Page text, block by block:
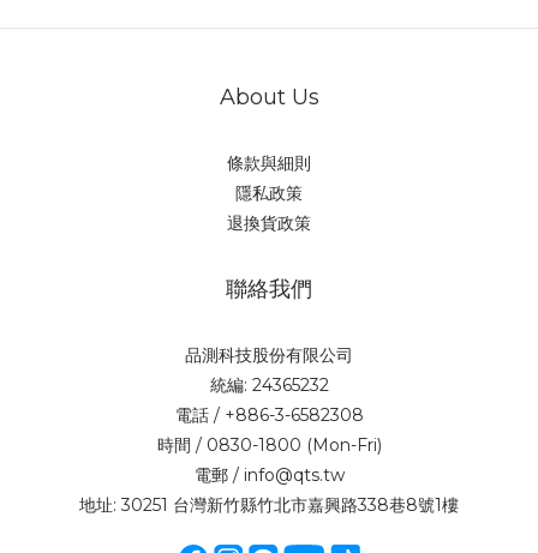
About Us
條款與細則
隱私政策
退換貨政策
聯絡我們
品測科技股份有限公司
統編: 24365232
電話 / +886-3-6582308
時間 / 0830-1800 (Mon-Fri)
電郵 / info@qts.tw
地址: 30251 台灣新竹縣竹北市嘉興路338巷8號1樓